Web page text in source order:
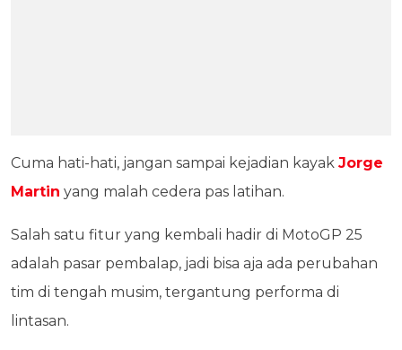
Cuma hati-hati, jangan sampai kejadian kayak Jorge
Martin yang malah cedera pas latihan.
Salah satu fitur yang kembali hadir di MotoGP 25
adalah pasar pembalap, jadi bisa aja ada perubahan
tim di tengah musim, tergantung performa di
lintasan.